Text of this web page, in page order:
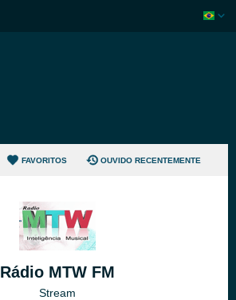
FAVORITOS OUVIDO RECENTEMENTE
Rádio MTW FM
Stream